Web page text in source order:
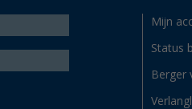
Mijn
Status
Berger